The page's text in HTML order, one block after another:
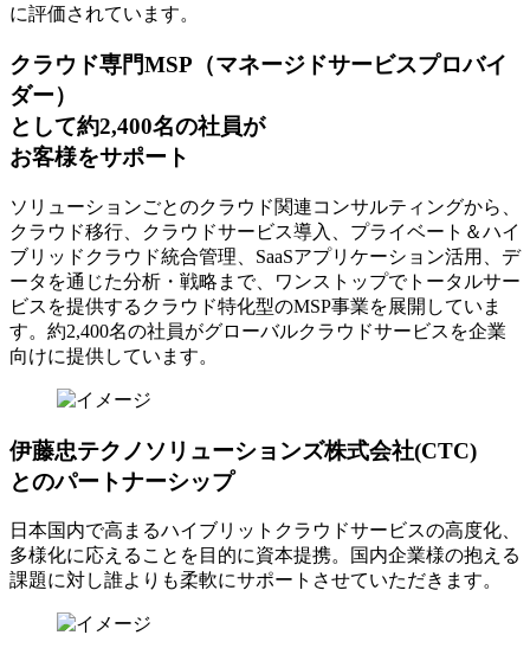
に評価されています。
クラウド専門MSP （マネージドサービスプロバイ
ダー）
として約2,400名の社員が
お客様をサポート
ソリューションごとのクラウド関連コンサルティングから、
クラウド移行、クラウドサービス導入、プライベート＆ハイ
ブリッドクラウド統合管理、SaaSアプリケーション活用、デ
ータを通じた分析・戦略まで、ワンストップでトータルサー
ビスを提供するクラウド特化型のMSP事業を展開していま
す。約2,400名の社員がグローバルクラウドサービスを企業
向けに提供しています。
伊藤忠テクノソリューションズ株式会社(CTC)
とのパートナーシップ
日本国内で高まるハイブリットクラウドサービスの高度化、
多様化に応えることを目的に資本提携。国内企業様の抱える
課題に対し誰よりも柔軟にサポートさせていただきます。